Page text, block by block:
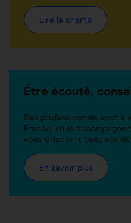
Lire la charte
Être écouté,
Des professionnels sont
France, vous
vous orientent dans vos
En savoir plus